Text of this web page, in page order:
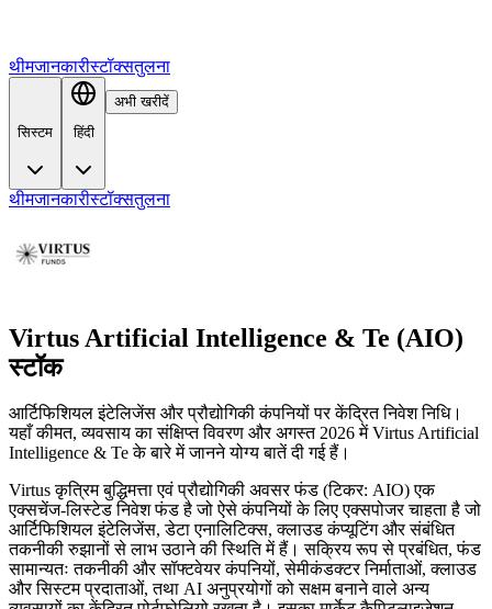
थीमजानकारीस्टॉक्सतुलना
सिस्टम हिंदी
अभी खरीदें
थीमजानकारीस्टॉक्सतुलना
Virtus Artificial Intelligence & Te (AIO)
स्टॉक
आर्टिफिशियल इंटेलिजेंस और प्रौद्योगिकी कंपनियों पर केंद्रित निवेश निधि।
यहाँ कीमत, व्यवसाय का संक्षिप्त विवरण और अगस्त 2026 में Virtus Artificial
Intelligence & Te के बारे में जानने योग्य बातें दी गई हैं।
Virtus कृत्रिम बुद्धिमत्ता एवं प्रौद्योगिकी अवसर फंड (टिकर: AIO) एक
एक्सचेंज‑लिस्टेड निवेश फंड है जो ऐसे कंपनियों के लिए एक्सपोजर चाहता है जो
आर्टिफिशियल इंटेलिजेंस, डेटा एनालिटिक्स, क्लाउड कंप्यूटिंग और संबंधित
तकनीकी रुझानों से लाभ उठाने की स्थिति में हैं। सक्रिय रूप से प्रबंधित, फंड
सामान्यतः तकनीकी और सॉफ्टवेयर कंपनियों, सेमीकंडक्टर निर्माताओं, क्लाउड
और सिस्टम प्रदाताओं, तथा AI अनुप्रयोगों को सक्षम बनाने वाले अन्य